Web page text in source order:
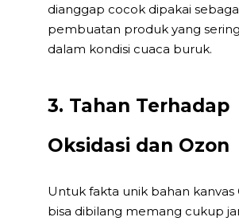
dianggap cocok dipakai
pembuatan produk yang
dalam kondisi cuaca buruk.
3. Tahan Terhadap
Oksidasi dan Ozon
Untuk fakta unik bahan kanvas
bisa dibilang memang cukup